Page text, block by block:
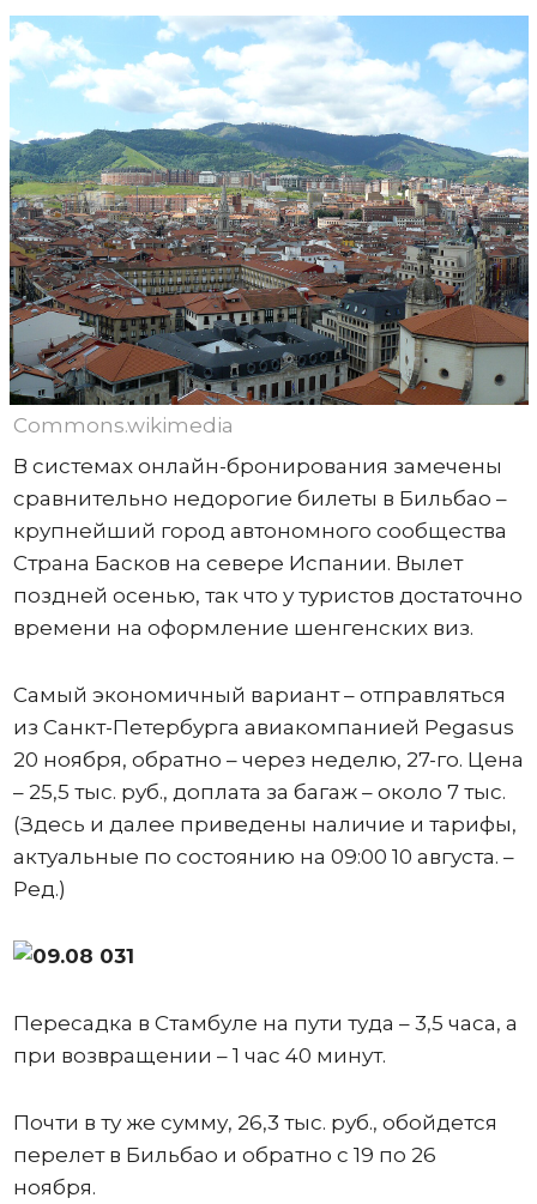
Commons.wikimedia
В системах онлайн-бронирования замечены
сравнительно недорогие билеты в Бильбао –
крупнейший город автономного сообщества
Страна Басков на севере Испании. Вылет
поздней осенью, так что у туристов достаточно
времени на оформление шенгенских виз.
Самый экономичный вариант – отправляться
из Санкт-Петербурга авиакомпанией Pegasus
20 ноября, обратно – через неделю, 27-го. Цена
– 25,5 тыс. руб., доплата за багаж – около 7 тыс.
(Здесь и далее приведены наличие и тарифы,
актуальные по состоянию на 09:00 10 августа. –
Ред.)
Пересадка в Стамбуле на пути туда – 3,5 часа, а
при возвращении – 1 час 40 минут.
Почти в ту же сумму, 26,3 тыс. руб., обойдется
перелет в Бильбао и обратно с 19 по 26
ноября.